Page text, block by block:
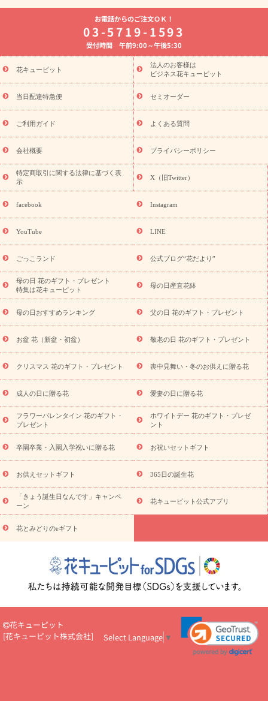
よく贈られる花
お祝いの花特集
誕生日フラワーギフト特集
8月の誕生花(トルコキキョウ)
開店・開業祝い
お供え・お悔やみ お供え・お悔やみの花
通夜・葬儀に贈る花 胡蝶蘭・花鉢
ーブドフラワー
季節のイベント
ひまわり ギフト・プレゼント
特集
お盆 花（新盆・初盆） 季節のイベント
お盆 花（新
盆・初盆）
お盆 花（新盆・初盆）
お盆・お供え 花とセットギ
フト
お盆・お供え プリザーブドフラワー
ひまわり ギフト・プ
レゼント特集
夏の花贈り・お中元・暑中見舞い 花のギフト特集
敬老の日におくる花ギフト・プレゼント特集
花ギフト・プレゼント特集
敬老の日 花のおすすめランキング
敬
老の日 花鉢植えのギフト・プレゼント特集
敬老の日 花とセットギ
フト・プレゼント特集
敬老の日の花 全てのギフト一覧
キャン
ペーン
映画『ウォーターガーディアンズ』コラボキャンペーン
「きょう誕生日なんです」キャンペーン
誕生日の花を探す
誕生日フラワーギフト 誕生日フラワーギフト特集
(トルコキキョウ)
9月の誕生花(リンドウ)
ら探す
お祝いの花特集 当日配達特急便 お祝い商品一覧
念日
結婚祝い 出産祝い 退院祝い・快気祝い
寿祝い
プチギフト ペットのお祝いフラワー
供え・お悔やみ商品一覧
お供え・お悔やみの花
四十九日法要以
お供え プリザーブドフラワー
ペットのお供えフラワー
お盆（新
盆・初盆）
その他 お祝い返し お見舞い
お取り寄せギフト
ビジネス用
ご自宅用 観葉植物 ミディ胡蝶蘭
プリザーブ
ドフラワー
スタイルから探す アレンジメント 花束
スタ
ンド花
お祝い お供え・お悔やみ 胡蝶蘭 胡蝶蘭・花鉢
ディ胡蝶蘭・お祝い
ミディ胡蝶蘭・お供え
世界初の青色胡蝶蘭
観葉植物
観葉植物 産直多肉植物
プリザーブドフラワー
お祝い
お供え・お悔やみ 花とセットギフト
セミオーダー
プチギフト（hanamore -ハナモア-）
花とみどりのeギフト
キューピットのeGfit
カラー ピンク イエローオレンジ
レッ
ド
お花の種類 トルコキキョウ
お祝い お祝い・3000円～ お祝い・4000円～
お祝い・
5000円～
お祝い・7000円～ お祝い・ 10000円～
お供え・お
悔やみ
円～
お供え・お悔やみ・
読み物
いのマナー
定年退職祝いのマナー
お祝いを贈るときのマナー・
花キューピットのお祝いコラム一覧
誕生日のお花を「色
彩心理学」で選ぶ方法
結婚祝いの予算相場
出産祝いお役立ち情
ール
新築引っ越し祝いコラム お祝い花のマナー総まとめ
職
場上司や先輩へ贈るお祝い花の正解は？
開店祝いの花 選び方ガイ
お電話からのご注文ＯＫ！
03-5719-1593
受付時間 午前9:00～午後5:30
花キューピット
法人のお客様は
ビジネス花キューピット
当日配達特急便 セミオーダー
ご利用ガイド よくある質問
会社概要 プライバシーポリシー
特定商取引に関する法律に基づく表
示
X（旧Twitter）
facebook Instagram
YouTube LINE
ごっこランド 公式ブログ“花だより”
母の日 花のギフト・プレゼント
特集は花キューピット
母の日産直花鉢
母の日おすすめランキング 父の日 花のギフト・プレゼント
お盆 花（新盆・初盆） 敬老の日 花のギフト・プレゼント
クリスマス 花のギフト・プレゼント 喪中見舞い・冬のお供えに贈る花
成人の日に贈る花 愛妻の日に贈る花
フラワーバレンタイン 花のギフト・
プレゼント
ホワイトデー 花のギフト・プレゼ
ント
卒園卒業・入園入学祝いに贈る花 お祝いセットギフト
お供えセットギフト 365日の誕生花
「きょう誕生日なんです」キャンペ
ーン
花キューピット公式アプリ
花とみどりのeギフト
花キューピット
[花キューピット株式会社] Select Language ▼